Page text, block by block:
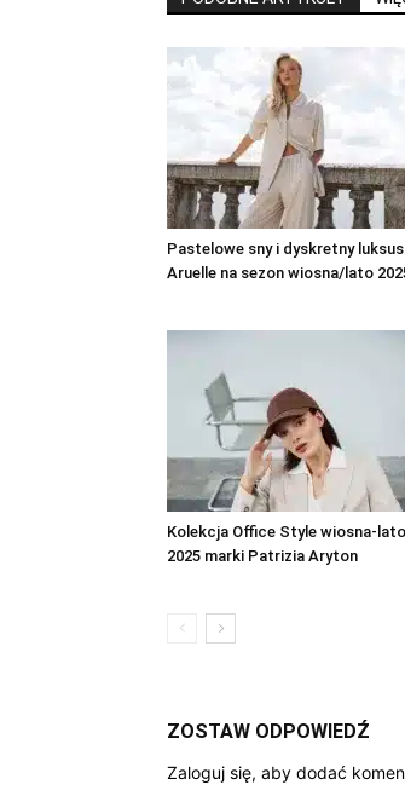
Pastelowe sny i dyskretny
Aruelle na sezon wiosna/lato
Kolekcja Office Style wiosna-lato
2025 marki Patrizia Aryton
ZOSTAW ODPOWIEDŹ
Zaloguj się, aby dodać